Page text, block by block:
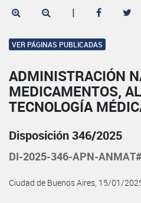
|
VER PÁGINAS PUBLICADAS
ADMINISTRACIÓN
MEDICAMENTOS,
TECNOLOGÍA
Disposición 346/2025
DI-2025-346-APN-
Ciudad de Buenos Aires, 15/01/